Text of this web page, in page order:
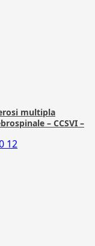
multipla
– CCSVI –
12